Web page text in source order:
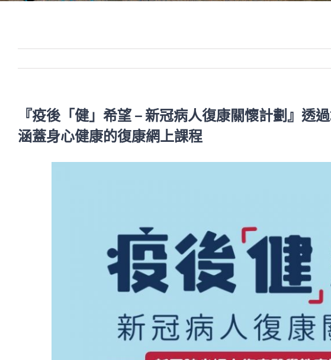
『疫後「健」希望 – 新冠病人復康關懷計劃』
涵蓋身心健康的復康網上課程